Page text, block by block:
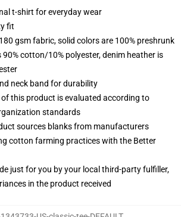
t-shirt for everyday wear
fit
gsm fabric, solid colors are 100% preshrunk
cotton/10% polyester, denim heather is
neck band for durability
this product is evaluated according to
standards
sources blanks from manufacturers
cotton farming practices with the Better
just for you by your local third-party fulfiller,
in the product received